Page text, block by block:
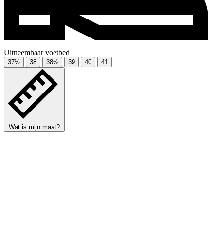
Uitneembaar voetbed
37½ 38 38½ 39 40 41
Wat is mijn maat?